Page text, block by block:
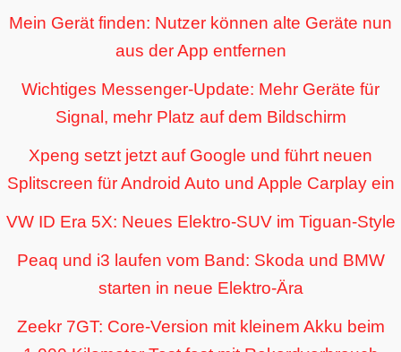
Mein Gerät finden: Nutzer können alte Geräte nun
aus der App entfernen
Wichtiges Messenger-Update: Mehr Geräte für
Signal, mehr Platz auf dem Bildschirm
Xpeng setzt jetzt auf Google und führt neuen
Splitscreen für Android Auto und Apple Carplay ein
VW ID Era 5X: Neues Elektro-SUV im Tiguan-Style
Peaq und i3 laufen vom Band: Skoda und BMW
starten in neue Elektro-Ära
Zeekr 7GT: Core-Version mit kleinem Akku beim